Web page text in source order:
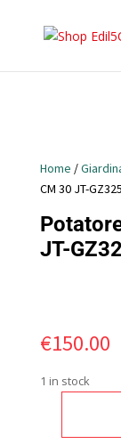
Home /
CM 30 JT-GZ325
JT-
€150.00
1 in stock